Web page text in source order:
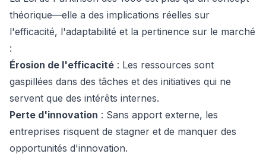
théorique—elle a des implications réelles sur
l'efficacité, l'adaptabilité et la pertinence sur le marché
:
Érosion de l'efficacité : Les ressources sont
gaspillées dans des tâches et des initiatives qui ne
servent que des intérêts internes.
Perte d'innovation : Sans apport externe, les
entreprises risquent de stagner et de manquer des
opportunités d'innovation.